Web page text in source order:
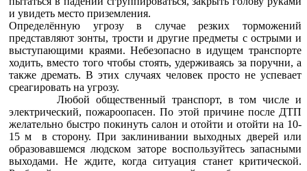
и увидеть место приземления.
Определённую угрозу в случае резких торможений
представляют зонты, трости и другие предметы с острыми и
выступающими краями. Небезопасно в идущем транспорте
ходить, вместо того чтобы стоять, удерживаясь за поручни, а
также дремать. В этих случаях человек просто не успевает
среагировать на угрозу.
Любой общественный транспорт, в том числе и
электрический, пожароопасен. По этой причине после ДТП
желательно быстро покинуть салон и отойти и отойти на 10-
15 м в сторону. При заклинивании выходных дверей или
образовавшемся людском заторе воспользуйтесь запасными
выходами. Не ждите, когда ситуация станет критической.